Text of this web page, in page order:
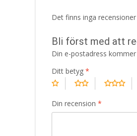
Det finns inga recensioner
Bli först med att
Din e-postadress
Ditt betyg *
Din recension *